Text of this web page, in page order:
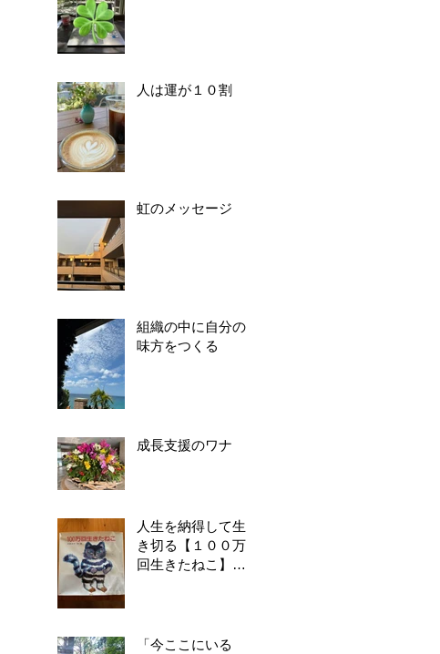
人は運が１０割
虹のメッセージ
組織の中に自分の
味方をつくる
成長支援のワナ
人生を納得して生
き切る【１００万
回生きたねこ】が
「今ここにいる